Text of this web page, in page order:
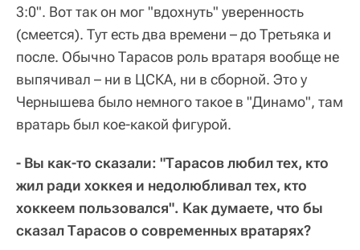
3:0". Вот так он мог "вдохнуть" уверенность
(смеется). Тут есть два времени – до Третьяка и
после. Обычно Тарасов роль вратаря вообще не
выпячивал – ни в ЦСКА, ни в сборной. Это у
Чернышева было немного такое в "Динамо", там
вратарь был кое-какой фигурой.
- Вы как-то сказали: "Тарасов любил тех, кто
жил ради хоккея и недолюбливал тех, кто
хоккеем пользовался". Как думаете, что бы
сказал Тарасов о современных вратарях?